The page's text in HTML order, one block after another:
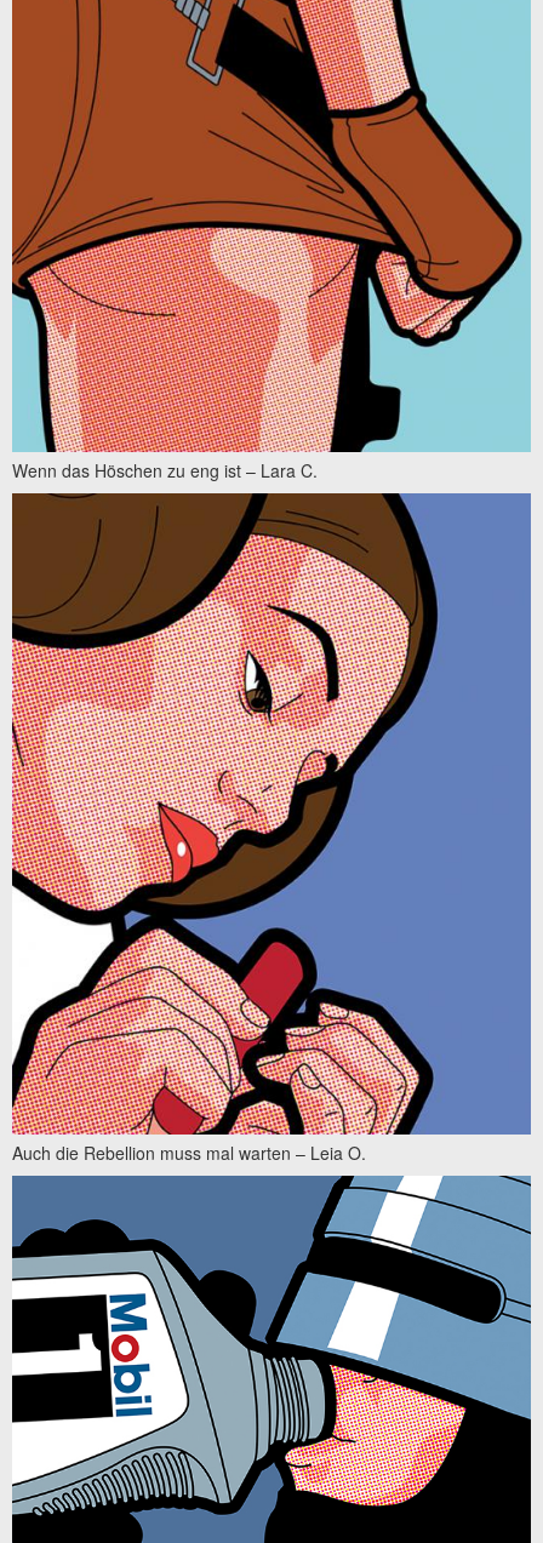
Wenn das Höschen zu eng ist – Lara C.
Auch die Rebellion muss mal warten – Leia O.